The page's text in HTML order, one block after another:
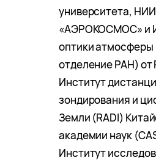
университета, НИИ
«АЭРОКОСМОС» и
оптики
отделение РАН) от
Институт
зондирования и
Земли (RADI)
академии наук
Институт